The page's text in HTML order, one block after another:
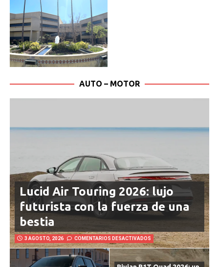
Lucid Air Touring 2026: lujo
futurista con la fuerza de una
bestia
3 AGOSTO, 2026 COMENTARIOS DESACTIVADOS